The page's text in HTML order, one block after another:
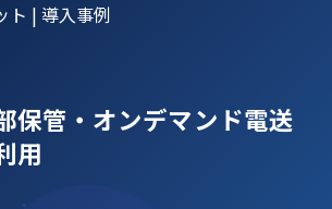
ト | 導入事例
保管・オンデマンド電送
用